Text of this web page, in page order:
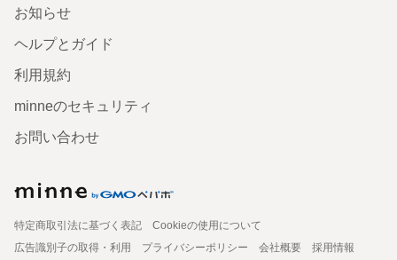
お知らせ
ヘルプとガイド
利用規約
minneのセキュリティ
お問い合わせ
特定商取引法に基づく表記
Cookieの使用について
広告識別子の取得・利用
プライバシーポリシー 会社概要
採用情報